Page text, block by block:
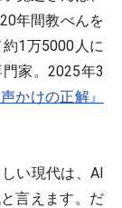
年間教べんを
1万5000人に
家。2025年3
かけの正解』
い現代は、AI
言えます。だ